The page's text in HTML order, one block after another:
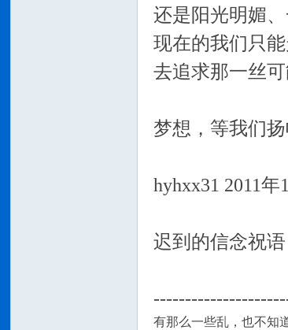
还是阳光明媚、
现在的我们只能
去追求那一丝可
梦想，等我们扬
hyhxx31 2011年
迟到的信念祝语
有那么一些乱，也不知